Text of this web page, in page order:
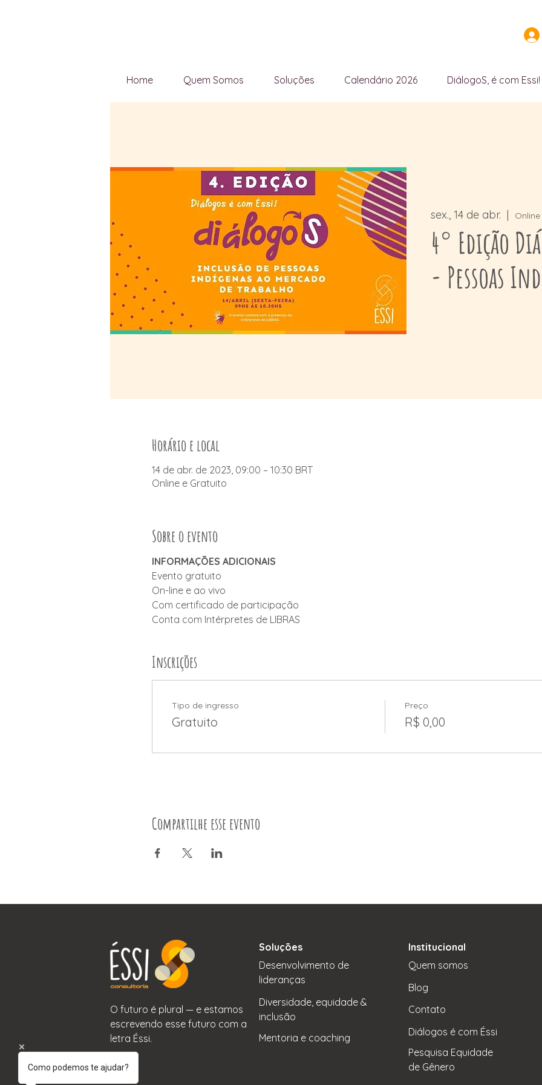
Home Quem Somos Soluções Calendário 2026 DiálogoS, é com Essi!
sex., 14 de abr.
  |
4° Edição
- Pessoas
Horário e local
14 de abr. de 2023, 09:00 – 10:30 BRT
Online e Gratuito
Sobre o evento
INFORMAÇÕES ADICIONAIS
Evento gratuito
On-line e ao vivo
Com certificado de participação
Conta com Intérpretes de LIBRAS
Inscrições
Tipo de ingresso
Gratuito
Preço
R$ 0,00
Compartilhe esse evento
O futuro é plural — e estamos
escrevendo esse futuro com a
letra Éssi.
Soluções
Desenvolvimento de
lideranças
Diversidade, equidade &
inclusão
Mentoria e coaching
Institucional
Quem somos
Blog
Contato
Diálogos é com Éssi
Pesquisa Equidade
de Gênero
Como podemos te ajudar?